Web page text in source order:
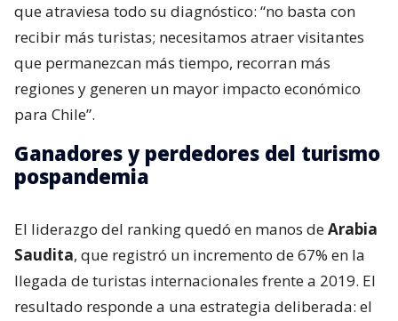
que atraviesa todo su diagnóstico: “no basta con
recibir más turistas; necesitamos atraer visitantes
que permanezcan más tiempo, recorran más
regiones y generen un mayor impacto económico
para Chile”.
Ganadores y perdedores del turismo
pospandemia
El liderazgo del ranking quedó en manos deArabia
Saudita, que registró un incremento de 67% en la
llegada de turistas internacionales frente a 2019. El
resultado responde a una estrategia deliberada: el